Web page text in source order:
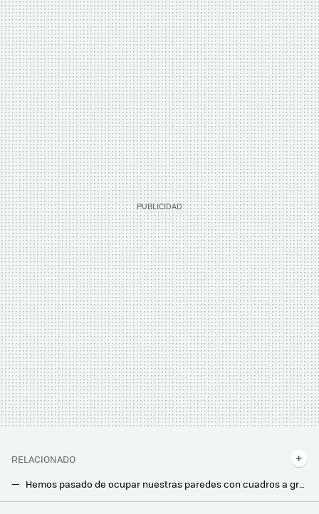
RELACIONADO
Hemos pasado de ocupar nuestras paredes con cuadros a grandes pantallas. Pero estas Smart TVs tienen lo mejor de los dos mundos